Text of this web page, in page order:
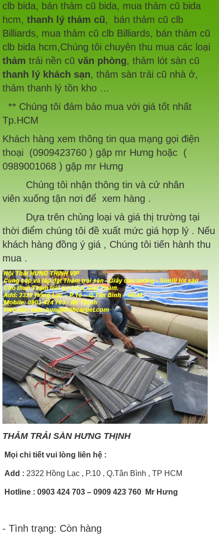
clb bida, bán thảm cũ bida, mua thảm cũ bida
hcm, thanh lý thảm cũ, bán thảm cũ clb
Billiards, mua thảm cũ clb Billiards, bán thảm cũ
clb bida hcm,Chúng tôi chuyên thu mua các loại
thảm trải nền cũ văn phòng, thảm lót sàn cũ
thanh lý khách sạn, thảm sàn trải cũ nhà ở,
thảm thanh lý tồn kho …
** Chúng tôi đảm bảo mua với giá tốt nhất
Tp.HCM
Khách hàng xem thông tin qua mạng gọi điện
thoại (0909423760 ) gặp mr Hưng hoặc (
0989001068 ) gặp mr Hưng
Chúng tôi nhận thông tin và cử nhân
viên xuống tận nơi để xem hàng .
Dựa trên chủng loại và giá thị trường tại
thời điểm chúng tôi đề xuất mức giá hợp lý . Nếu
khách hàng đồng ý giá , Chúng tôi tiến hành thu
mua .
THẢM TRẢI SÀN HƯNG THỊNH
Mọi chi tiết vui lòng liên hệ :
Add : 2322 Hồng Lạc , P.10 , Q.Tân Bình , TP HCM
Hotline : 0903 424 703 – 0909 423 760 Mr Hưng
- Tình trạng: Còn hàng